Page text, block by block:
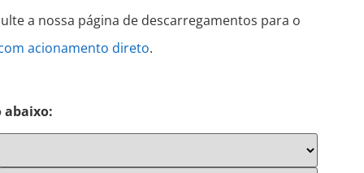
a nossa página de descarregamentos para o
acionamento direto.
abaixo: